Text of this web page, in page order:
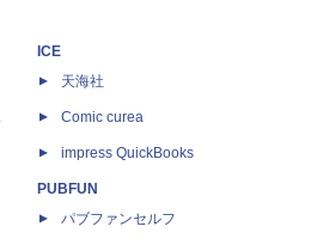
ICE
天海社
Comic curea
impress QuickBooks
PUBFUN
パブファンセルフ